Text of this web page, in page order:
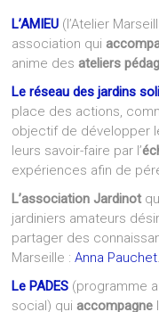
L’AMIEU (l’Atelier
association qui
anime desateliers
Le réseau des jardins
place des actions,
objectif de développer
leurs savoir-faire par l’
expériences afin de
L’association Jardinot
jardiniers amateurs
partager des
Marseille :Anna Pauchet.
Le PADES (programme
social) quiaccompagne